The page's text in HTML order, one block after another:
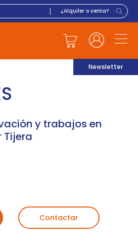
Newsletter
y trabajos en
Tijera
Contactar